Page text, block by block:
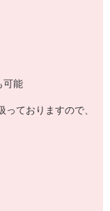
可能
ておりますので、